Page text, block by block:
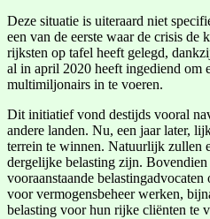
Deze situatie is uiteraard niet
een van de eerste waar de crisis de
rijksten op tafel heeft gelegd,
al in april 2020 heeft ingediend om
multimiljonairs in te voeren.
Dit initiatief vond destijds vooral
andere landen. Nu, een jaar later,
terrein te winnen. Natuurlijk zullen
dergelijke belasting zijn.
vooraanstaande
voor vermogensbeheer werken,
belasting voor hun rijke cliënten te